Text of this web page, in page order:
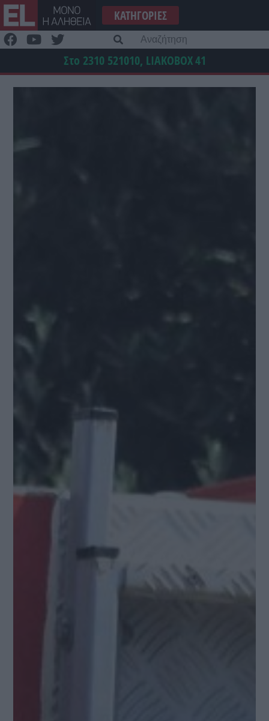
Μετάβαση
στο
περιεχόμενο
ΚΑΤΗΓΟΡΊΕΣ
Στο 2310 521010, LIAKOBOX41